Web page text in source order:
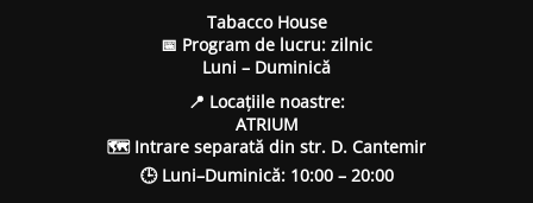
Tabacco House
📅 Program de lucru: zilnic
Luni – Duminică
📍 Locațiile noastre:
ATRIUM
🗺 Intrare separată din str. D. Cantemir
🕒 Luni–Duminică: 10:00 – 20:00